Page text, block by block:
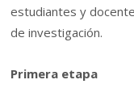
estudiantes y
de investigación.
Primera etapa